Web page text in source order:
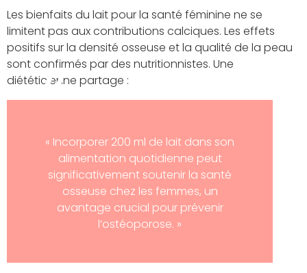
Les bienfaits du lait pour la santé féminine ne se
limitent pas aux contributions calciques. Les effets
positifs sur la densité osseuse et la qualité de la peau
sont confirmés par des nutritionnistes. Une
diététicienne partage :
« Incorporer 200 ml de lait dans son
alimentation quotidienne peut
significativement soutenir la santé
osseuse chez les femmes, un
avantage crucial pour prévenir
l’ostéoporose. »